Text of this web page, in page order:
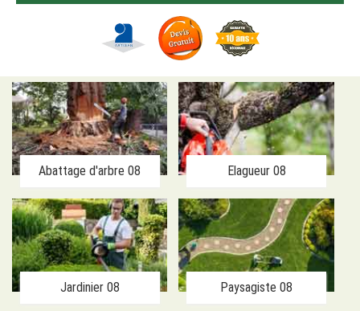
Abattage d'arbre 08 Elagueur 08
Jardinier 08 Paysagiste 08